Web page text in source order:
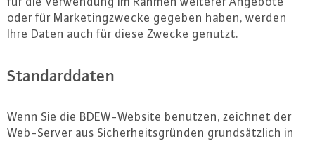
oder für Mar­ke­ting­zwe­cke gegeben haben, werden
Ihre Daten auch für diese Zwecke genutzt.
Stan­dard­da­ten
Wenn Sie die BDEW-Web­site benutzen, zeichnet der
Web-Ser­ver aus Si­cher­heits­grün­den grund­sätz­lich in